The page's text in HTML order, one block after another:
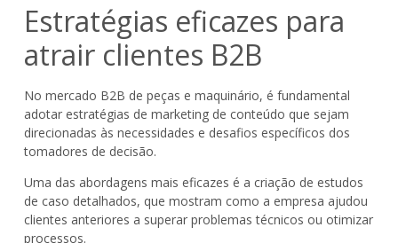
Estratégias eficazes para
atrair clientes B2B
No mercado B2B de peças e maquinário, é fundamental
adotar estratégias de marketing de conteúdo que sejam
direcionadas às necessidades e desafios específicos dos
tomadores de decisão.
Uma das abordagens mais eficazes é a criação de estudos
de caso detalhados, que mostram como a empresa ajudou
clientes anteriores a superar problemas técnicos ou otimizar
processos.